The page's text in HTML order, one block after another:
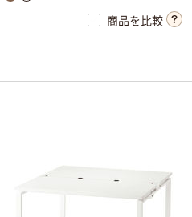
商品を比較